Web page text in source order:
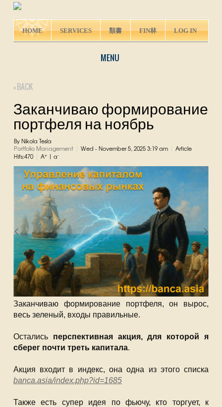
HOME SERVICES 類書 FIN林 LOG IN
MENU
BACK
Заканчиваю формирование
портфеля на ноябрь
By Nikola Tesla
Portfolio Management
Wed - November 5, 2025 3:19 am
Article
Hits:470
A+| a-
Заканчиваю формирование портфеля, он вырос,
весь зеленый, входы правильные.
Остались перспективная акция, для которой я
сберег почти треть капитала.
Акция входит в индекс, она одна из этого списка
banca.asia/index.php?id=1685
Также есть супер идея по фьючу, кто торгует, к